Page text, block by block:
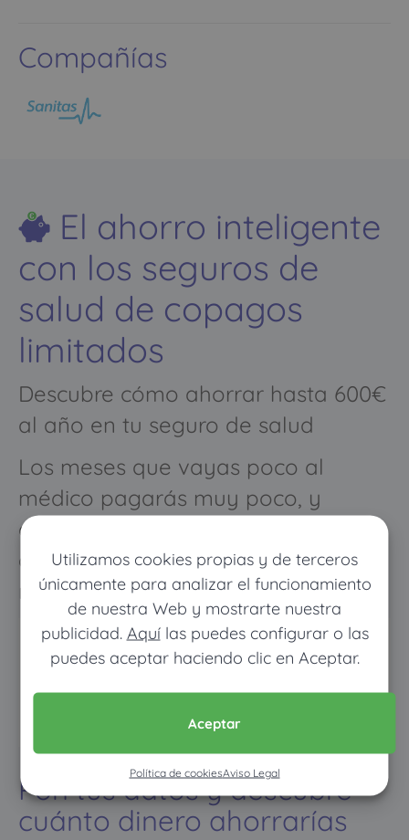
Utilizamos cookies propias y de terceros
únicamente para analizar el funcionamiento
de nuestra Web y mostrarte nuestra
publicidad. Aquílas puedes configurar o las
puedes aceptar haciendo clic en Aceptar.
Aceptar
Política de cookiesAviso Legal
Compañías
El ahorro inteligente
con los seguros de
salud de copagos
limitados
Descubre cómo ahorrar hasta 600€
al año en tu seguro de salud
Los meses que vayas poco al
médico pagarás muy poco, y
cuando vayas mucho pagarás
como con un seguro médico
normal
Pon tus datos y descubre
cuánto dinero ahorrarías